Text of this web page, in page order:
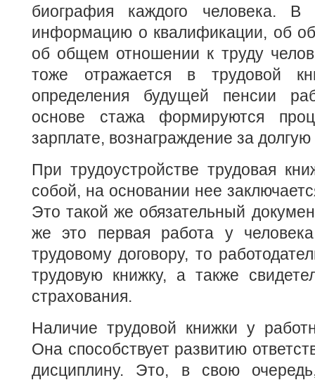
биография каждого человека.
информацию о квалификации, об
об общем отношении к труду
тоже отражается в трудовой
определения будущей пенсии
основе стажа формируются
зарплате, вознаграждение за
При трудоустройстве трудовая
собой, на основании нее
Это такой же обязательный
же это первая работа у
трудовому договору, то
трудовую книжку, а также
страхования.
Наличие трудовой книжки у
Она способствует развитию
дисциплину. Это, в свою